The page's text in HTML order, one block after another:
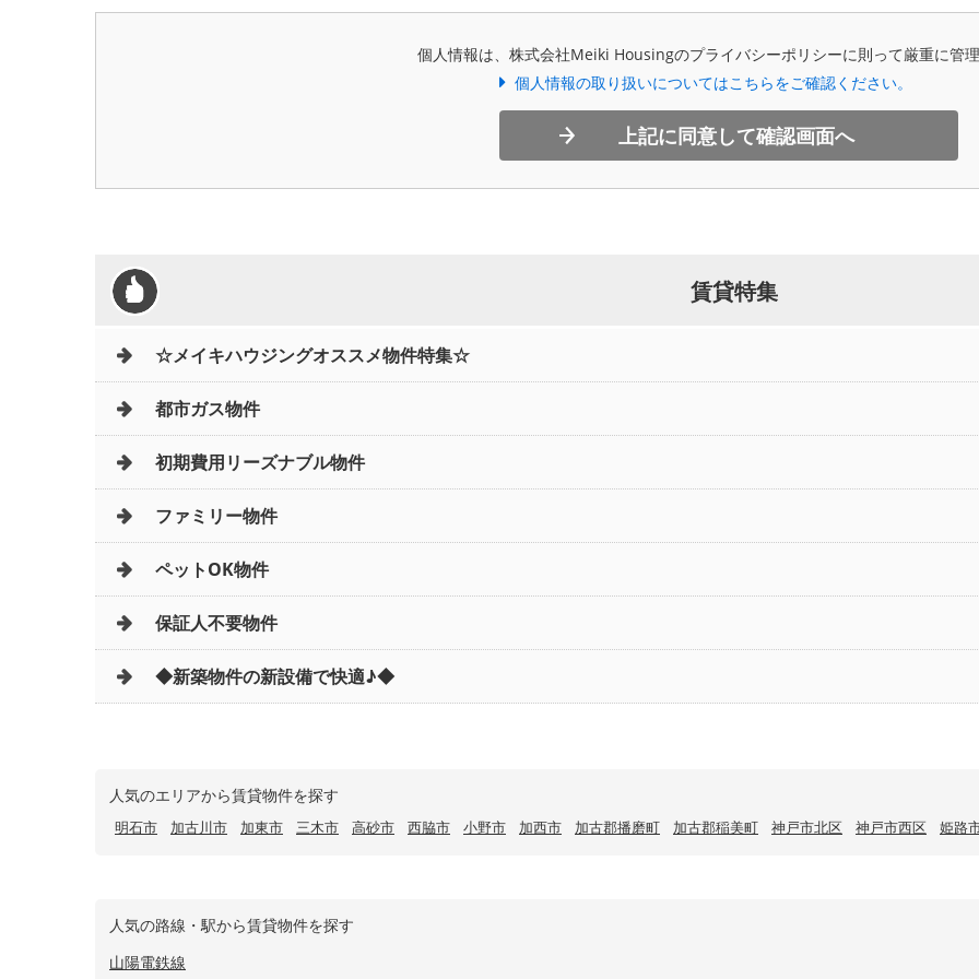
個人情報は、株式会社Meiki Housingのプライバシーポリシーに則って厳重に管理
個人情報の取り扱いについてはこちらをご確認ください。
上記に同意して確認画面へ
賃貸特集
☆メイキハウジングオススメ物件特集☆
都市ガス物件
初期費用リーズナブル物件
ファミリー物件
ペットOK物件
保証人不要物件
◆新築物件の新設備で快適♪◆
人気のエリアから賃貸物件を探す
明石市 加古川市 加東市 三木市 高砂市 西脇市 小野市 加西市 加古郡播磨町 加古郡稲美町 神戸市北区 神戸市西区 姫路
人気の路線・駅から賃貸物件を探す
山陽電鉄線